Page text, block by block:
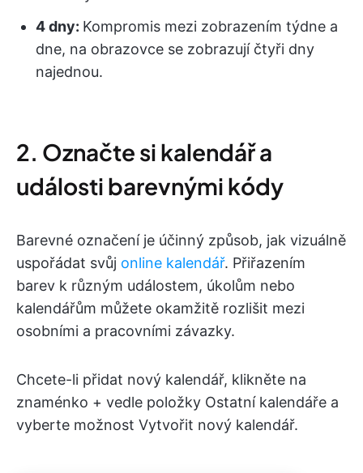
4 dny: Kompromis mezi zobrazením týdne a
dne, na obrazovce se zobrazují čtyři dny
najednou.
2. Označte si kalendář a
události barevnými kódy
Barevné označení je účinný způsob, jak vizuálně
uspořádat svůj online kalendář. Přiřazením
barev k různým událostem, úkolům nebo
kalendářům můžete okamžitě rozlišit mezi
osobními a pracovními závazky.
Chcete-li přidat nový kalendář, klikněte na
znaménko + vedle položky Ostatní kalendáře a
vyberte možnost Vytvořit nový kalendář.